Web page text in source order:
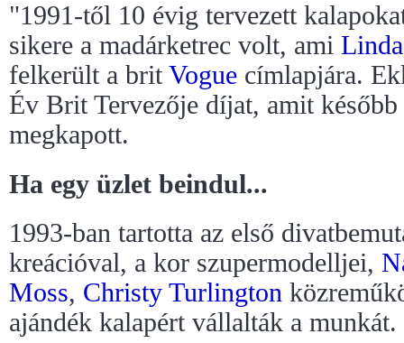
"1991-től 10 évig tervezett
sikere a madárketrec volt, ami
felkerült a britVogue címlapjára.
Év Brit Tervezője díjat, amit később
megkapott.
Ha egy üzlet beindul...
1993-ban tartotta az első
kreációval, a kor szupermodelljei,
Moss, Christy Turlington
ajándék kalapért vállalták a munkát.